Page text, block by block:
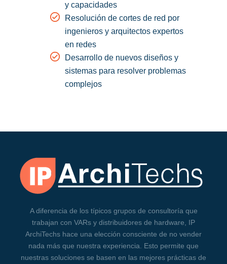
y capacidades
Resolución de cortes de red por
ingenieros y arquitectos expertos
en redes
Desarrollo de nuevos diseños y
sistemas para resolver problemas
complejos
A diferencia de los típicos grupos de consultoría que
trabajan con VARs y distribuidores de hardware, IP
ArchiTechs hace una elección consciente de no vender
nada más que nuestra experiencia. Esto permite que
nuestras soluciones se basen en las mejores prácticas de